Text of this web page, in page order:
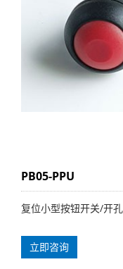
PB05-PPU
复位小型按钮开关/开
立即咨询